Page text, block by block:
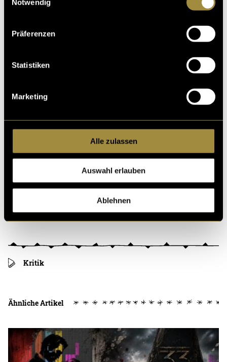
Notwendig
Präferenzen
Statistiken
Marketing
Alle zulassen
Auswahl erlauben
Ablehnen
Kritik
Ähnliche Artikel